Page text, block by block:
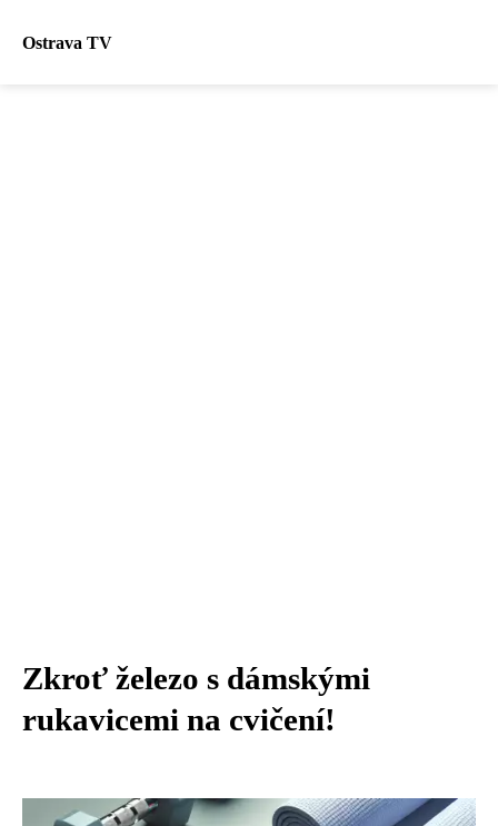
Ostrava TV
Zkroť železo s dámskými
rukavicemi na cvičení!